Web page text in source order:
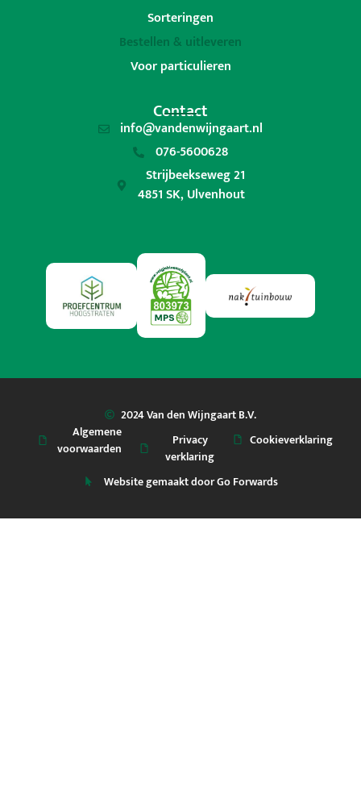
Sorteringen
Bestellen & uitleveren
Voor particulieren
Contact
info@vandenwijngaart.nl
076-5600628
Strijbeekseweg 21
4851 SK, Ulvenhout
2024 Van den Wijngaart B.V.
Algemene
voorwaarden
Privacy
verklaring
Cookieverklaring
Website gemaakt door Go Forwards